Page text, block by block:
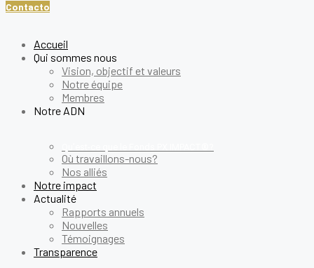
Contacto
Accueil
Qui sommes nous
Vision, objectif et valeurs
Notre équipe
Membres
Notre ADN
Où travaillons-nous?
Nos alliés
Notre impact
Actualité
Rapports annuels
Nouvelles
Témoignages
Transparence